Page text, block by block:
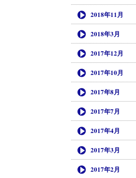
2018年11月
2018年3月
2017年12月
2017年10月
2017年8月
2017年7月
2017年4月
2017年3月
2017年2月